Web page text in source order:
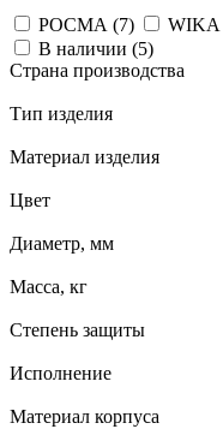
РОСМА (7) WIKA
В наличии (5)
Страна производства
Тип изделия
Материал изделия
Цвет
Диаметр, мм
Масса, кг
Степень защиты
Исполнение
Материал корпуса